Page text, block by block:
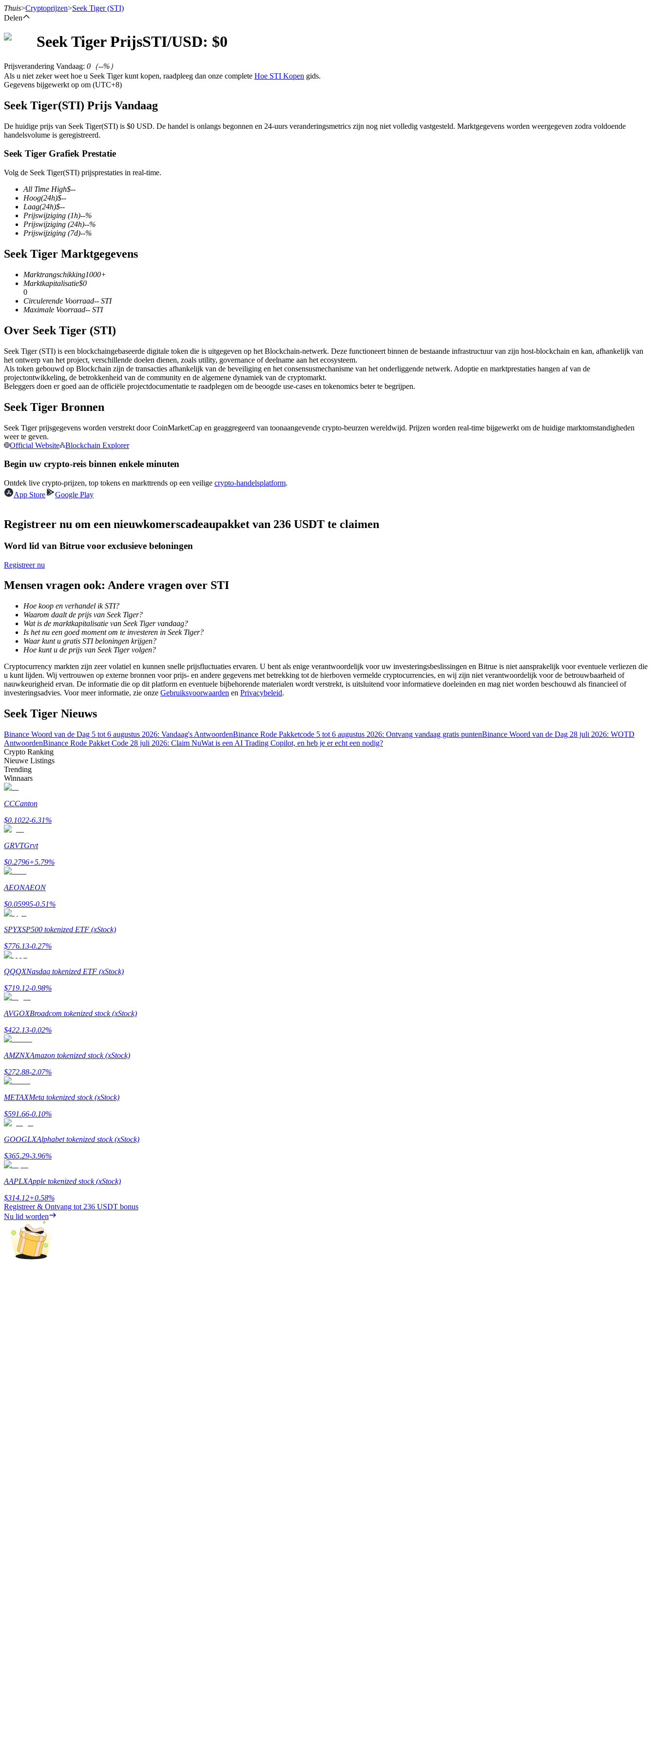
Termijncontracten
Cryptocurrency-futures
TradFi
Derivaten voor aandelen, forex, edelmetalen en grondstoffen
USDC-futures
Futures met USDC als onderpand
Kopiëren Handel
Sluit je aan bij top traders
Word een Copy Trader
Geniet van winstdeling en copy trading commissies
Informatie
Handelsstrategieën
Leer hoe u winstgevend kunt blijven
Verdienen
Macht varkentje
Verdien dagelijks competitieve beloningen
Thuis>Cryptoprijzen>Seek Tiger (STI)
Delen
Seek Tiger PrijsSTI/USD: $0
Prijsverandering Vandaag: 0 （--%）
Als u niet zeker weet hoe u Seek Tiger kunt kopen, raadpleeg dan onze complete Hoe STI Kopen gids.
Gegevens bijgewerkt op om (UTC+8)
Seek Tiger(STI) Prijs Vandaag
De huidige prijs van Seek Tiger(STI) is $0 USD. De handel is onlangs begonnen en 24-uurs veranderingsmetrics zijn nog niet volledig vastgesteld. Marktgegevens worden weergegeven zodra voldoende
handelsvolume is geregistreerd.
Seek Tiger Grafiek Prestatie
Volg de Seek Tiger(STI) prijsprestaties in real-time.
All Time High$--
Hoog(24h)$--
Laag(24h)$--
Prijswijziging (1h)--%
Prijswijziging (24h)--%
Prijswijziging (7d)--%
Seek Tiger Marktgegevens
Marktrangschikking1000+
Marktkapitalisatie$0
0
Circulerende Voorraad-- STI
Maximale Voorraad-- STI
Over Seek Tiger (STI)
Seek Tiger (STI) is een blockchaingebaseerde digitale token die is uitgegeven op het Blockchain-netwerk. Deze functioneert binnen de bestaande infrastructuur van zijn host-blockchain en kan, afhankelijk van
het ontwerp van het project, verschillende doelen dienen, zoals utility, governance of deelname aan het ecosysteem.
Als token gebouwd op Blockchain zijn de transacties afhankelijk van de beveiliging en het consensusmechanisme van het onderliggende netwerk. Adoptie en marktprestaties hangen af van de
projectontwikkeling, de betrokkenheid van de community en de algemene dynamiek van de cryptomarkt.
Beleggers doen er goed aan de officiële projectdocumentatie te raadplegen om de beoogde use-cases en tokenomics beter te begrijpen.
Seek Tiger Bronnen
Seek Tiger prijsgegevens worden verstrekt door CoinMarketCap en geaggregeerd van toonaangevende crypto-beurzen wereldwijd. Prijzen worden real-time bijgewerkt om de huidige marktomstandigheden
weer te geven.
Official Website
Blockchain Explorer
Begin uw crypto-reis binnen enkele minuten
Ontdek live crypto-prijzen, top tokens en markttrends op een veilige crypto-handelsplatform.
App Store
Google Play
Registreer nu om een nieuwkomerscadeaupakket van 236 USDT te claimen
Word lid van Bitrue voor exclusieve beloningen
Registreer nu
Mensen vragen ook: Andere vragen over STI
Hoe koop en verhandel ik STI?
Waarom daalt de prijs van Seek Tiger?
Wat is de marktkapitalisatie van Seek Tiger vandaag?
Is het nu een goed moment om te investeren in Seek Tiger?
Waar kunt u gratis STI beloningen krijgen?
Hoe kunt u de prijs van Seek Tiger volgen?
Cryptocurrency markten zijn zeer volatiel en kunnen snelle prijsfluctuaties ervaren. U bent als enige verantwoordelijk voor uw investeringsbeslissingen en Bitrue is niet aansprakelijk voor eventuele verliezen die
u kunt lijden. Wij vertrouwen op externe bronnen voor prijs- en andere gegevens met betrekking tot de hierboven vermelde cryptocurrencies, en wij zijn niet verantwoordelijk voor de betrouwbaarheid of
nauwkeurigheid ervan. De informatie die op dit platform en eventuele bijbehorende materialen wordt verstrekt, is uitsluitend voor informatieve doeleinden en mag niet worden beschouwd als financieel of
investeringsadvies. Voor meer informatie, zie onze Gebruiksvoorwaarden en Privacybeleid.
Seek Tiger Nieuws
Binance Woord van de Dag 5 tot 6 augustus 2026: Vandaag's AntwoordenBinance Rode Pakketcode 5 tot 6 augustus 2026: Ontvang vandaag gratis puntenBinance Woord van de Dag 28 juli 2026: WOTD
AntwoordenBinance Rode Pakket Code 28 juli 2026: Claim NuWat is een AI Trading Copilot, en heb je er echt een nodig?
Crypto Ranking
Nieuwe Listings
Trending
Winnaars
CCCanton
$0.1022-6.31%
GRVTGrvt
$0.2796+5.79%
AEONAEON
$0.05995-0.51%
SPYXSP500 tokenized ETF (xStock)
$776.13-0.27%
QQQXNasdaq tokenized ETF (xStock)
$719.12-0.98%
AVGOXBroadcom tokenized stock (xStock)
$422.13-0.02%
AMZNXAmazon tokenized stock (xStock)
$272.88-2.07%
METAXMeta tokenized stock (xStock)
$591.66-0.10%
GOOGLXAlphabet tokenized stock (xStock)
$365.29-3.96%
AAPLXApple tokenized stock (xStock)
$314.12+0.58%
Registreer & Ontvang tot 236 USDT bonus
Nu lid worden